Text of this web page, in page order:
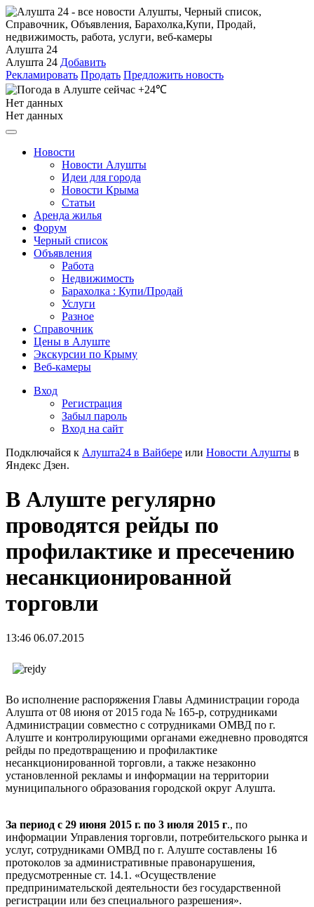
Алушта 24
Алушта 24 Добавить
Рекламировать Продать Предложить новость
+24℃
Нет данных
Нет данных
Новости
Новости Алушты
Идеи для города
Новости Крыма
Статьи
Аренда жилья
Форум
Черный список
Объявления
Работа
Недвижимость
Барахолка : Купи/Продай
Услуги
Разное
Справочник
Цены в Алуште
Экскурсии по Крыму
Веб-камеры
Вход
Регистрация
Забыл пароль
Вход на сайт
Подключайся к Алушта24 в Вайбере или Новости Алушты в
Яндекс Дзен.
В Алуште регулярно
проводятся рейды по
профилактике и пресечению
несанкционированной
торговли
13:46 06.07.2015
Во исполнение распоряжения Главы Администрации города
Алушта от 08 июня от 2015 года № 165-р, сотрудниками
Администрации совместно с сотрудниками ОМВД по г.
Алуште и контролирующими органами ежедневно проводятся
рейды по предотвращению и профилактике
несанкционированной торговли, а также незаконно
установленной рекламы и информации на территории
муниципального образования городской округ Алушта.
За период с 29 июня 2015 г. по 3 июля 2015 г., по
информации Управления торговли, потребительского рынка и
услуг, сотрудниками ОМВД по г. Алуште составлены 16
протоколов за административные правонарушения,
предусмотренные ст. 14.1. «Осуществление
предпринимательской деятельности без государственной
регистрации или без специального разрешения».